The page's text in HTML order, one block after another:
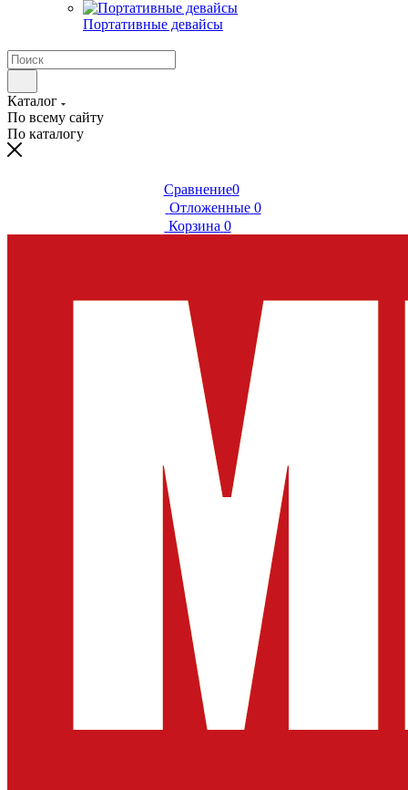
Портативные девайсы
Каталог
По всему сайту
По каталогу
Сравнение0
Отложенные 0
Корзина 0